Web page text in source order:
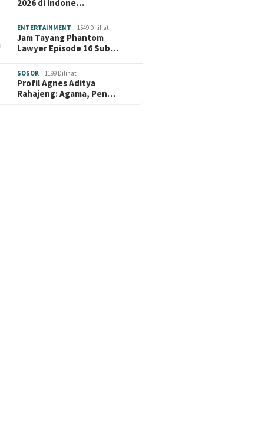
2026 di Indone…
ENTERTAINMENT 1549 Dilihat
Jam Tayang Phantom
Lawyer Episode 16 Sub…
SOSOK 1199 Dilihat
Profil Agnes Aditya
Rahajeng: Agama, Pen…